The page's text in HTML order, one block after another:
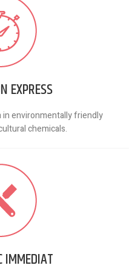
EXPRESS
environmentally friendly
chemicals.
IMMEDIAT